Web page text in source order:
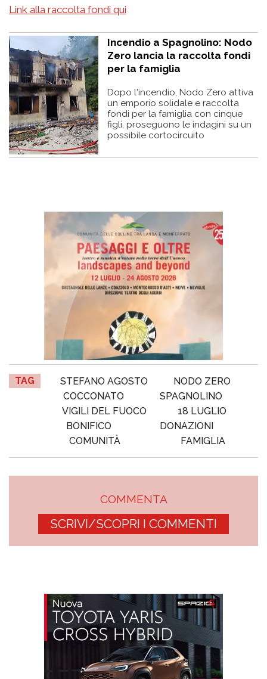
Link alla raccolta fondi qui
Incendio a Spagnolino: Nodo
Zero lancia la raccolta fondi
per la famiglia
Dopo l'incendio, Nodo Zero attiva
un emporio solidale e raccolta
fondi per la famiglia con cinque
figli, proseguono le indagini su un
possibile cortocircuito
TAG STEFANO AGOSTO
NODO ZERO
COCCONATO
SPAGNOLINO
VIGILI DEL FUOCO
18 LUGLIO
BONIFICO
DONAZIONI
COMUNITÀ
FAMIGLIA
COMMENTA
SCRIVI/SCOPRI I COMMENTI